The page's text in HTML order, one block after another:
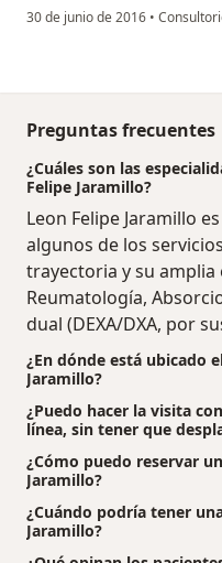
30 de junio de 2016 •
Preguntas frecuentes
¿Cuáles son las
Felipe Jaramillo?
Leon Felipe Jaramillo
algunos de los
trayectoria y su amplia
Reumatología,
dual (DEXA/DXA, por
¿En dónde está ubicado
Jaramillo?
¿Puedo hacer la visita
línea, sin tener que
¿Cómo puedo reservar
Jaramillo?
¿Cuándo podría tener
Jaramillo?